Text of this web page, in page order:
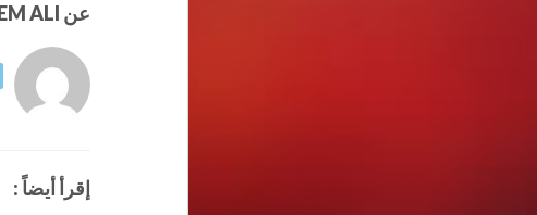
عن HATEM ALI
إقرأ أيضاً :